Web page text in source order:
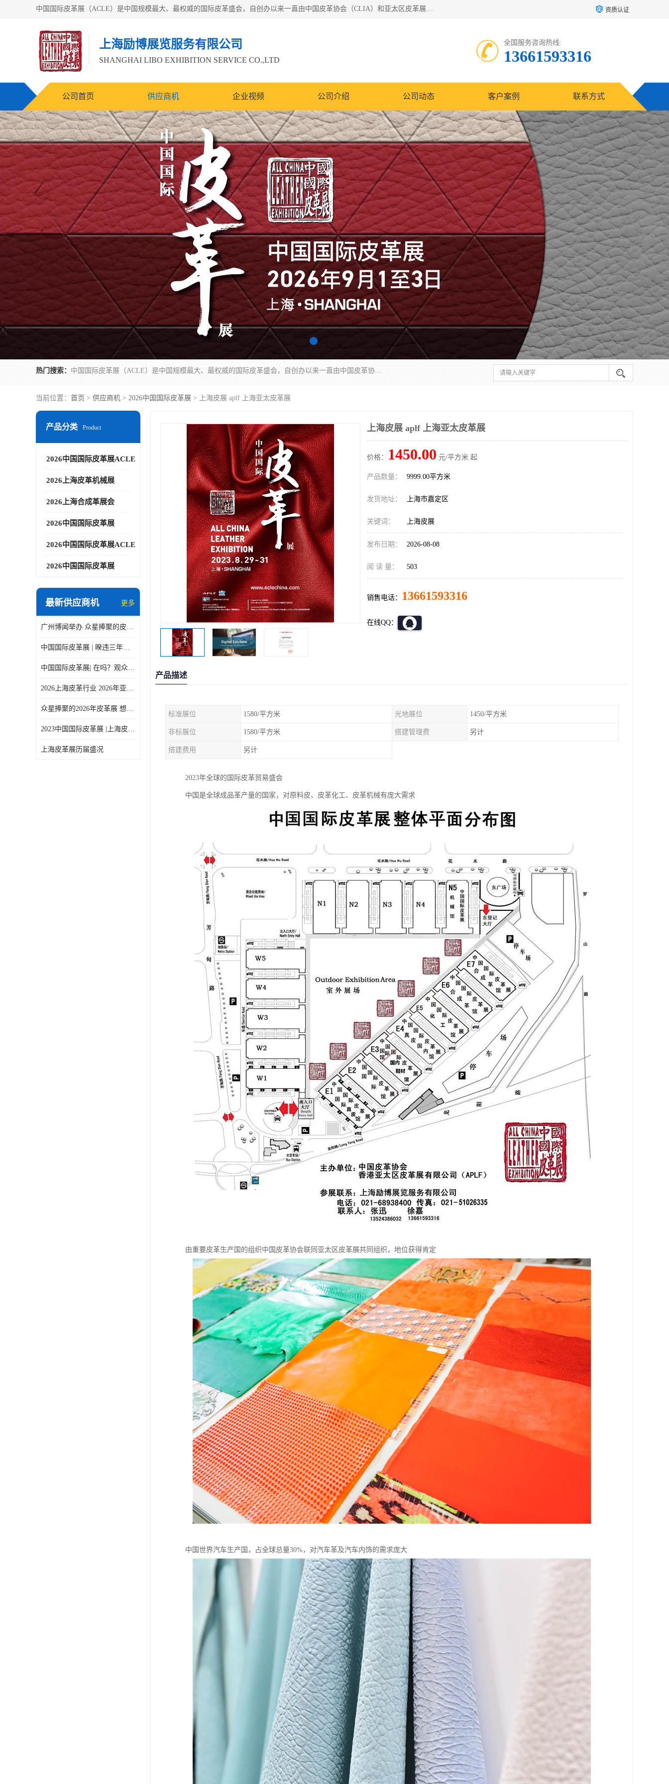
中国国际皮革展（ACLE）是中国规模最大、最权威的国际皮革盛会，自创办以来一直由中国皮革协会（CLIA）和亚太区皮革展有限公司（APLF）共同举办 资质认证
上海励博展览服务有限公司
SHANGHAI LIBO EXHIBITION SERVICE CO.,LTD
全国服务咨询热线:
13661593316
公司首页 供应商机 企业视频 公司介绍 公司动态 客户案例 联系方式
热门搜索： 中国国际皮革展（ACLE）是中国规模最大、最权威的国际皮革盛会，自创办以来一直由中国皮革协会（CLIA）和亚太区皮革展有限公司（APLF）共同举办
当前位置： 首页 > 供应商机 > 2026中国国际皮革展 > 上海皮展 aplf 上海亚太皮革展
产品分类 Product
2026中国国际皮革展ACLE
2026上海皮革机械展
2026上海合成革展会
2026中国国际皮革展
2026中国国际皮革展ACLE
2026中国国际皮革展
最新供应商机 更多
广州博闻举办 众星捧聚的皮革展
中国国际皮革展 | 暌违三年，9月上海见！
中国国际皮革展| 在吗？观众预登记在线Cue你了
2026上海皮革行业 2026年亚太皮革展上海展
众星捧聚的2026年皮革展 想参加
2023中国国际皮革展 |上海皮革展 |行业盛事回归，重振中国皮革业
上海皮革展历届盛况
上海皮展 aplf 上海亚太皮革展
价格： 1450.00 元/平方米 起
产品数量： 9999.00平方米
发货地址： 上海市嘉定区
关键词： 上海皮展
发布日期： 2026-08-08
阅 读 量： 503
销售电话： 13661593316
在线QQ：
产品描述
标准展位 1580/平方米 光地展位 1450/平方米
非标展位 1580/平方米 搭建管理费 另计
搭建费用 另计
2023年全球的国际皮革贸易盛会
中国是全球成品革产量的国家，对原料皮、皮革化工、皮革机械有庞大需求
由重要皮革生产国的组织中国皮革协会联同亚太区皮革展共同组织，地位获得肯定
中国世界汽车生产国，占全球总量30%，对汽车革及汽车内饰的需求庞大